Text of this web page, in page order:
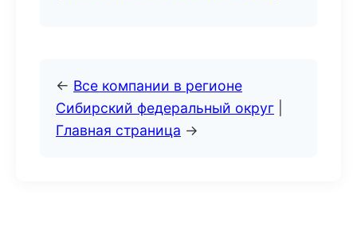
← Все компании в регионе
Сибирский федеральный округ
Главная страница →